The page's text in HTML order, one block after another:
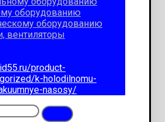
оборудованию
оборудованию
вентиляторы
product-
k-holodilnomu-
nasosy/